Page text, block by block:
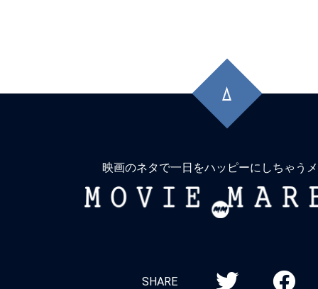
頭
に
映画のネタで一日をハッピーにしちゃう
MOVIE
SHARE